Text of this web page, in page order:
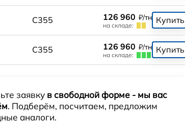
С355 126 960 ₽/тн
на складе:
Купить
С355 126 960 ₽/тн
на складе:
Купить
заявку в свободной форме - мы вас
. Подберём, посчитаем, предложим
аналоги.